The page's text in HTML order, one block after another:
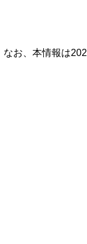
お、本情報は